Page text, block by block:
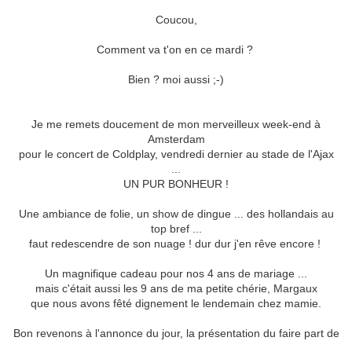
Coucou,
Comment va t'on en ce mardi ?
Bien ? moi aussi ;-)
Je me remets doucement de mon merveilleux week-end à
Amsterdam
pour le concert de Coldplay, vendredi dernier au stade de l'Ajax
UN PUR BONHEUR !
Une ambiance de folie, un show de dingue ... des hollandais au
top bref ...
faut redescendre de son nuage ! dur dur j'en rêve encore !
Un magnifique cadeau pour nos 4 ans de mariage ...
mais c'était aussi les 9 ans de ma petite chérie, Margaux
que nous avons fêté dignement le lendemain chez mamie.
Bon revenons à l'annonce du jour, la présentation du faire part de